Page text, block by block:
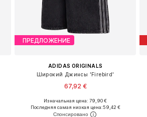
ПРЕДЛОЖЕНИЕ
ADIDAS ORIGINALS
Широкий Джинсы 'Firebird'
67,92 €
Доступно множество размеров
Изначальная цена: 79,90 €
Последняя самая низкая цена:59,42 €